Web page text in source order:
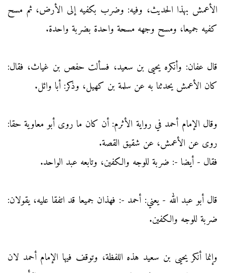
الأعمش بهذا الحديث، وفيه: وضرب بكفيه إلى الأرض، ثم مسح
كفيه جميعا، ومسح وجهه مسحة واحدة بضربة واحدة.
قال عفان: وأنكره يحيى بن سعيد، فسألت حفص بن غياث، فقال:
كان الأعمش يحدثنا به عن سلمة بن كهيل، وذكر: أبا وائل.
وقال الإمام أحمد في رواية الأثرم: أن كان ما روى أبو معاوية حقا:
روى عن الأعمش، عن شقيق القصة.
فقال - أيضا -: ضربة للوجه والكفين، وتابعه عبد الواحد.
قال أبو عبد الله - يعني: أحمد -: فهذان جميعا قد اتفقا عليه، يقولان:
ضربة للوجه والكفين.
وإنما أنكر يحيى بن سعيد هذه اللفظة، وتوقف فيها الإمام أحمد لان